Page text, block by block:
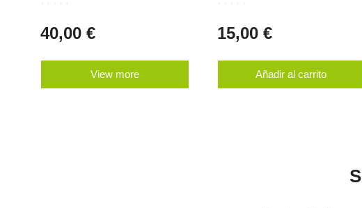
40,00 €
View more
15,00 €
Añadir al carrito